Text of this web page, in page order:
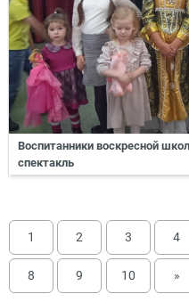
Воспитанники воскресной
спектакль
1 2 3 4
8 9 10 »